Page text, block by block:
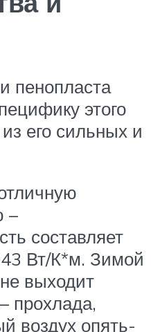
пенопласта
этого
его сильных и
–
составляет
Вт/К*м. Зимой
выходит
прохлада,
воздух опять-